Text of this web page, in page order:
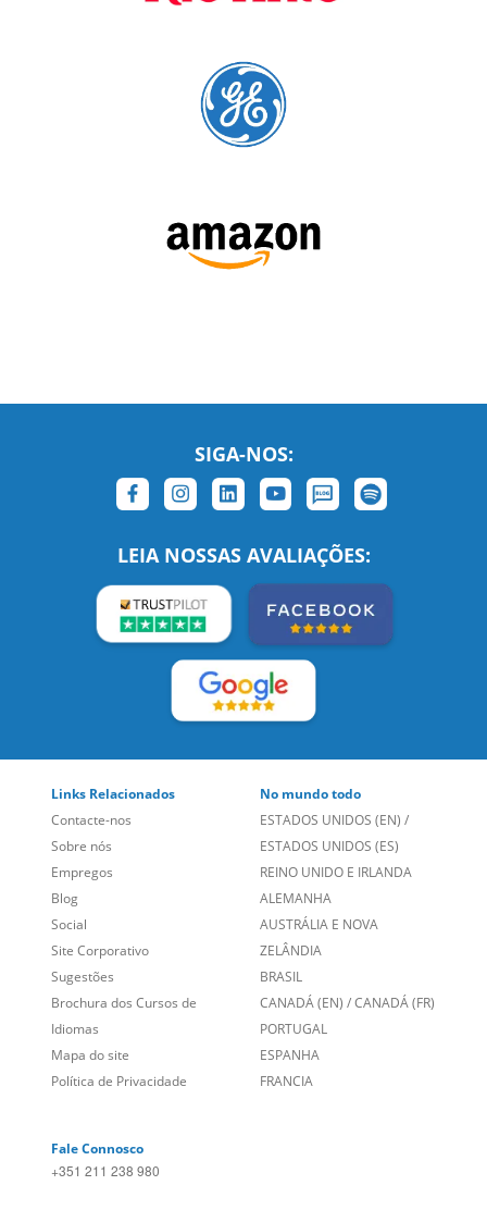
SIGA-NOS:
LEIA NOSSAS AVALIAÇÕES:
Links Relacionados
Contacte-nos
Sobre nós
Empregos
Blog
Social
Site Corporativo
Sugestões
Brochura dos Cursos de
Idiomas
Mapa do site
Política de Privacidade
No mundo todo
ESTADOS UNIDOS (EN) /
ESTADOS UNIDOS (ES)
REINO UNIDO E IRLANDA
ALEMANHA
AUSTRÁLIA E NOVA
ZELÂNDIA
BRASIL
CANADÁ (EN) /CANADÁ (FR)
PORTUGAL
ESPANHA
FRANCIA
Fale Connosco
+351 211 238 980